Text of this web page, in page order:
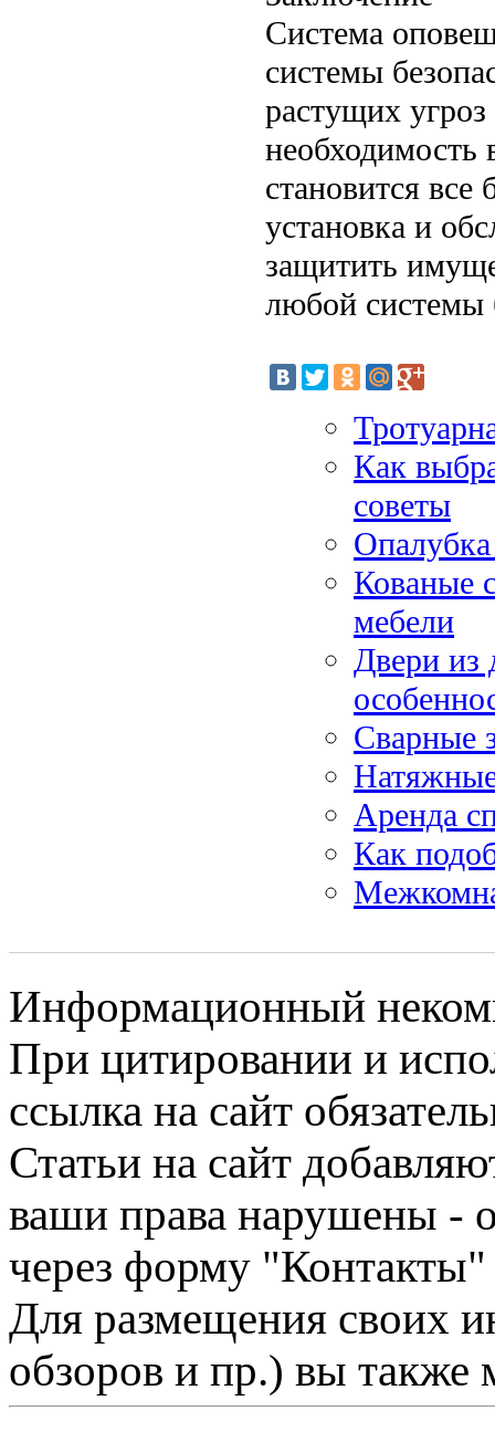
Система
системы
растущих
становится
установка и
защитить
любой системы
Как
советы
Опалубка
Кованые
мебели
Двери из
Сварные
Аренда
Как
Информационный
При цитировании и
ссылка на сайт
Статьи на сайт
ваши права нарушены -
через форму "Контакты"
Для размещения своих
обзоров и пр.) вы также